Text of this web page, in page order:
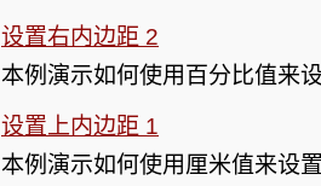
设置右内边距 2
本例演示如何使用百分比值来
设置上内边距 1
本例演示如何使用厘米值来设